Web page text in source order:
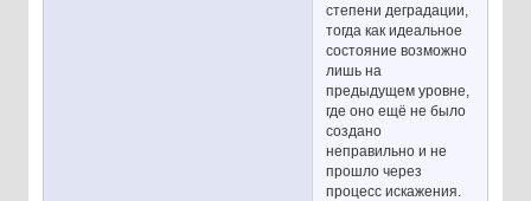
степени деградации,
тогда как идеальное
состояние возможно
лишь на
предыдущем уровне,
где оно ещё не было
создано
неправильно и не
прошло через
процесс искажения.